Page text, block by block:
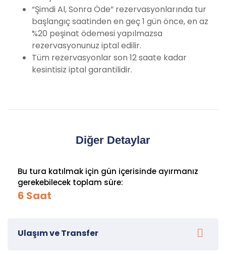
“Şimdi Al, Sonra Öde” rezervasyonlarında tur
başlangıç saatinden en geç 1 gün önce, en az
%20 peşinat ödemesi yapılmazsa
rezervasyonunuz iptal edilir.
Tüm rezervasyonlar son 12 saate kadar
kesintisiz iptal garantilidir.
Diğer Detaylar
Bu tura katılmak için gün içerisinde ayırmanız
gerekebilecek toplam süre:
6 Saat
Ulaşım ve Transfer